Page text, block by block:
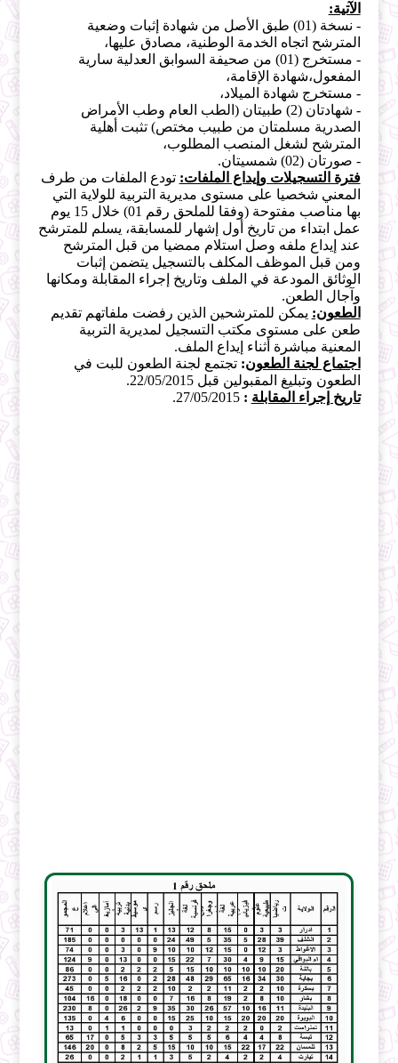
الآتية:
- نسخة (01) طبق الأصل من شهادة إثبات وضعية
المترشح اتجاه الخدمة الوطنية، مصادق عليها،
- مستخرج (01) من صحيفة السوابق العدلية سارية
المفعول،شهادة الإقامة،
- مستخرج شهادة الميلاد،
- شهادتان (2) طبيتان (الطب العام وطب الأمراض
الصدرية مسلمتان من طبيب مختص) تثبت أهلية
المترشح لشغل المنصب المطلوب،
- صورتان (02) شمسيتان.
فترة التسجيلات وإيداع الملفات: تودع الملفات من طرف
المعني شخصيا على مستوى مديرية التربية للولاية التي
بها مناصب مفتوحة (وفقا للملحق رقم 01) خلال 15 يوم
عمل ابتداء من تاريخ أول إشهار للمسابقة، يسلم للمترشح
عند إيداع ملفه وصل استلام ممضيا من قبل المترشح
ومن قبل الموظف المكلف بالتسجيل يتضمن إثبات
الوثائق المودعة في الملف وتاريخ إجراء المقابلة ومكانها
وآجال الطعن.
الطعون: يمكن للمترشحين الذين رفضت ملفاتهم تقديم
طعن على مستوى مكتب التسجيل لمديرية التربية
المعنية مباشرة أثناء إيداع الملف.
اجتماع لجنة الطعون:تجتمع لجنة الطعون للبت في
الطعون وتبليغ المقبولين قبل 22/05/2015.
تاريخ إجراء المقابلة :
27/05/2015.